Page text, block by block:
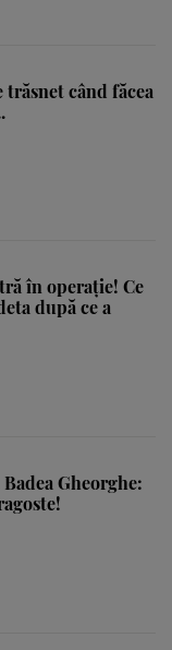
trăsnet când făcea
în operație! Ce
după ce a
Gheorghe: